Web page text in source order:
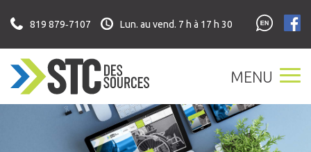
content819 879‑7107 Lun. au vend. 7 h à 17 h 30
MENU